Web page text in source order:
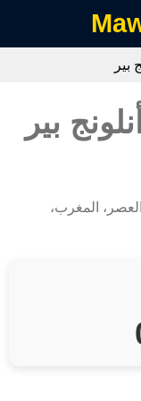
بير
بير
المغرب،